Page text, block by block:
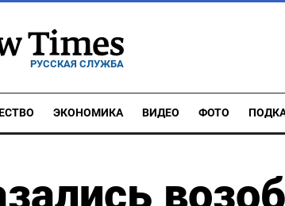
РУССКАЯ СЛУЖБА
ЭКОНОМИКА ВИДЕО ФОТО